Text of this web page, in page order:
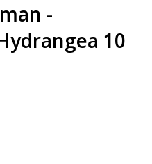
-
10